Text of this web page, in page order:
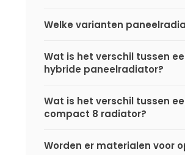
Welke varianten
Wat is het verschil tussen
hybride paneelradiator?
Wat is het verschil tussen
compact 8 radiator?
Worden er materialen voor